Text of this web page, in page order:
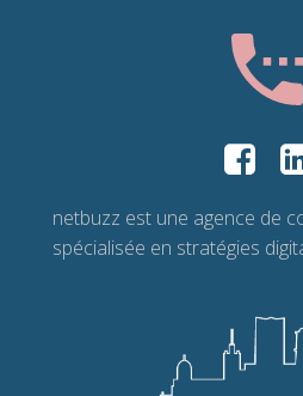
netbuzz est une agence de
spécialisée en stratégies